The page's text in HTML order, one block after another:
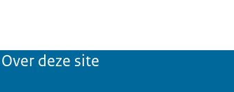
Over deze site